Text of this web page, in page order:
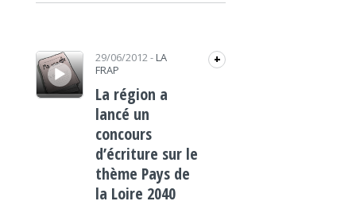
Lecteur audio 29/06/2012- LA
FRAP
+
La région a
lancé un
concours
d’écriture sur le
thème Pays de
la Loire 2040